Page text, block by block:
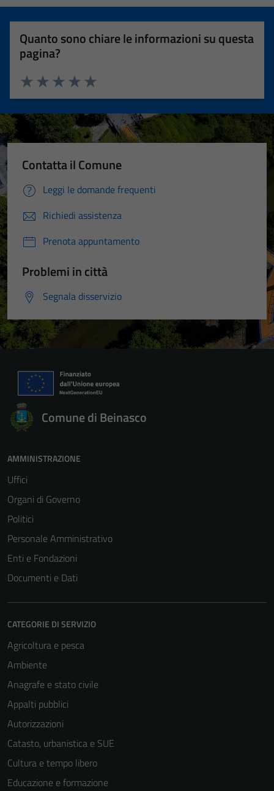
Quanto sono chiare le informazioni su questa
pagina?
Valuta 5 stelle su 5
Valuta 4 stelle su 5
Valuta 3 stelle su 5
Valuta 2 stelle su 5
Valuta 1 stelle su 5
Contatta il Comune
Leggi le domande frequenti
Richiedi assistenza
Prenota appuntamento
Problemi in città
Segnala disservizio
Comune di Beinasco
AMMINISTRAZIONE
Uffici
Organi di Governo
Politici
Personale Amministrativo
Enti e Fondazioni
Documenti e Dati
CATEGORIE DI SERVIZIO
Agricoltura e pesca
Ambiente
Anagrafe e stato civile
Appalti pubblici
Autorizzazioni
Catasto, urbanistica e SUE
Cultura e tempo libero
Educazione e formazione